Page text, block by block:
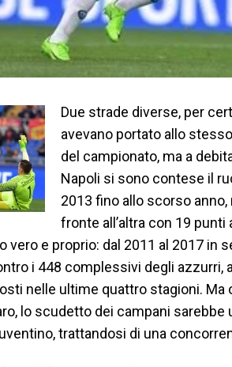
Due strade diverse, per
avevano portato allo
del campionato, ma a
Napoli si sono contese il
2013 fino allo scorso
fronte all’altra con 19
vero e proprio: dal 2011 al 2017 in
i 448 complessivi degli azzurri,
nelle ultime quattro stagioni. Ma
lo scudetto dei campani
trattandosi di una